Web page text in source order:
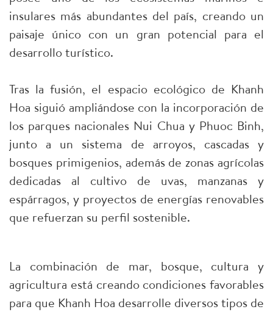
insulares más abundantes del país, creando un
paisaje único con un gran potencial para el
desarrollo turístico.
Tras la fusión, el espacio ecológico de Khanh
Hoa siguió ampliándose con la incorporación de
los parques nacionales Nui Chua y Phuoc Binh,
junto a un sistema de arroyos, cascadas y
bosques primigenios, además de zonas agrícolas
dedicadas al cultivo de uvas, manzanas y
espárragos, y proyectos de energías renovables
que refuerzan su perfil sostenible.
La combinación de mar, bosque, cultura y
agricultura está creando condiciones favorables
para que Khanh Hoa desarrolle diversos tipos de